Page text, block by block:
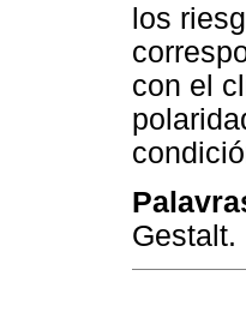
los
con el
Gestalt.